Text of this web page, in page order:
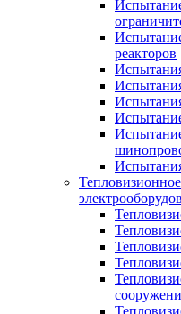
реакторов